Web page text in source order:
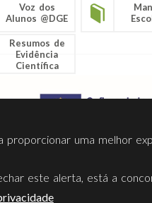
Voz dos
Alunos @DGE
Resumos de
Evidência
Científica
Termos Utilização
proporcionar uma melhor
este alerta, está a